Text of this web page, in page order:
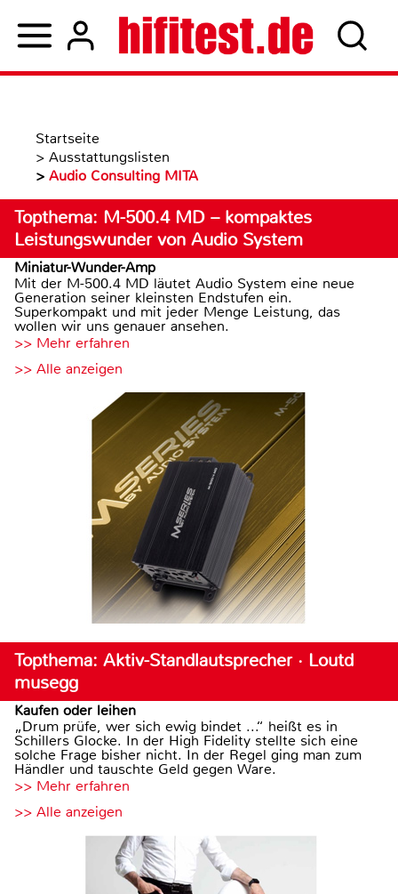
Startseite
> Ausstattungslisten
> Audio Consulting MITA
Topthema: M-500.4 MD – kompaktes
Leistungswunder von Audio System
Miniatur-Wunder-Amp
Mit der M-500.4 MD läutet Audio System eine neue
Generation seiner kleinsten Endstufen ein.
Superkompakt und mit jeder Menge Leistung, das
wollen wir uns genauer ansehen.
>> Mehr erfahren
>> Alle anzeigen
Topthema: Aktiv-Standlautsprecher · Loutd
musegg
Kaufen oder leihen
„Drum prüfe, wer sich ewig bindet ...“ heißt es in
Schillers Glocke. In der High Fidelity stellte sich eine
solche Frage bisher nicht. In der Regel ging man zum
Händler und tauschte Geld gegen Ware.
>> Mehr erfahren
>> Alle anzeigen